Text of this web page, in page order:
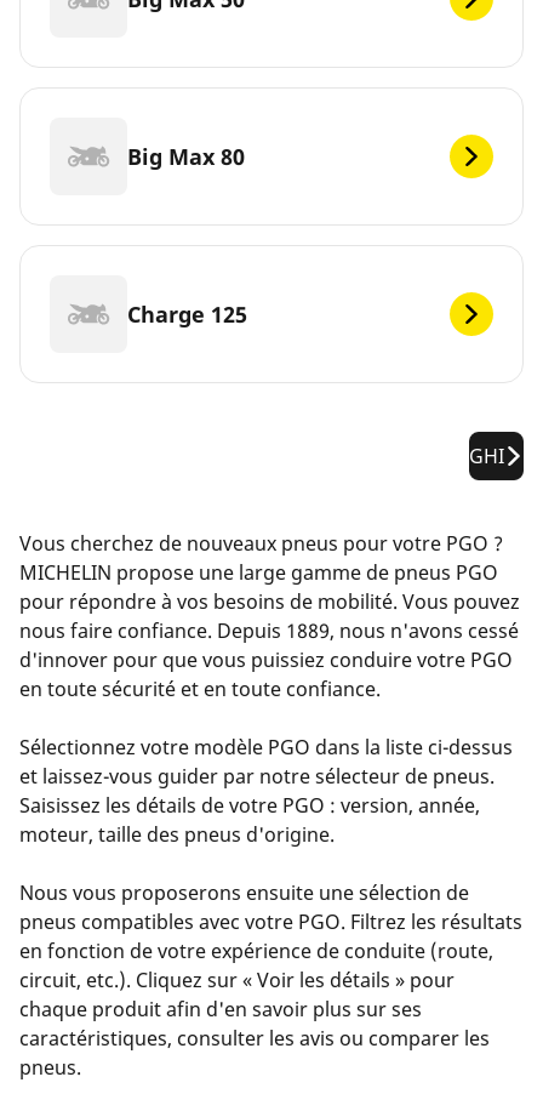
Big Max 80
Charge 125
GHI
Vous cherchez de nouveaux pneus pour votre PGO ?
MICHELIN propose une large gamme de pneus PGO
pour répondre à vos besoins de mobilité. Vous pouvez
nous faire confiance. Depuis 1889, nous n'avons cessé
d'innover pour que vous puissiez conduire votre PGO
en toute sécurité et en toute confiance.
Sélectionnez votre modèle PGO dans la liste ci-dessus
et laissez-vous guider par notre sélecteur de pneus.
Saisissez les détails de votre PGO : version, année,
moteur, taille des pneus d'origine.
Nous vous proposerons ensuite une sélection de
pneus compatibles avec votre PGO. Filtrez les résultats
en fonction de votre expérience de conduite (route,
circuit, etc.). Cliquez sur « Voir les détails » pour
chaque produit afin d'en savoir plus sur ses
caractéristiques, consulter les avis ou comparer les
pneus.